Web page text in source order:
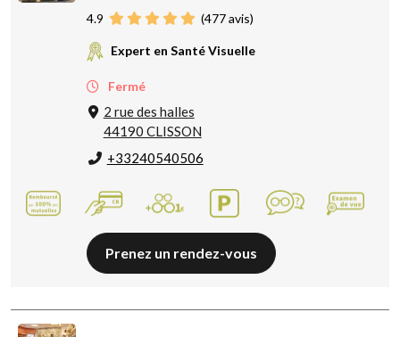
4.9 (477avis)
Expert en Santé Visuelle
Fermé
2 rue des halles
44190 CLISSON
+33240540506
Prenez un rendez-vous